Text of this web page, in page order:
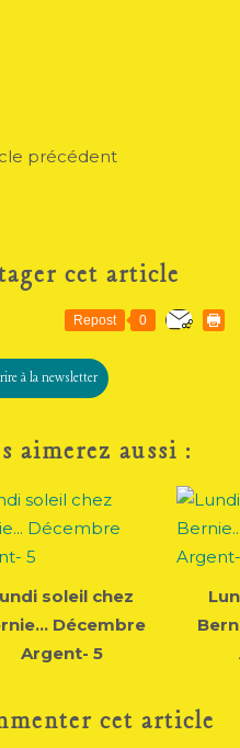
précédent
cet article
Repost 0
à la newsletter
aimerez aussi :
soleil chez
Décembre
Argent- 5
cet article